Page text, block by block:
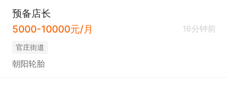
预备店长
5000-10000元/月
16分钟前
官庄街道
朝阳轮胎